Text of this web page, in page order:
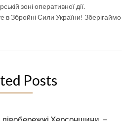
зоні оперативної дії.
Збройні Сили України! Зберігаймо
Posts